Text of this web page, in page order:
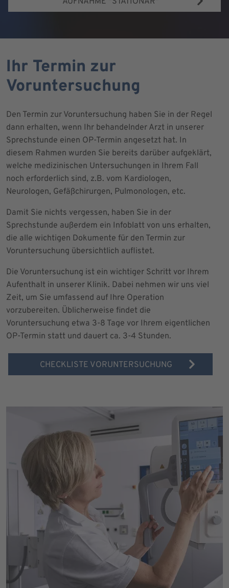
Ihr Termin zur
Voruntersuchung
Den Termin zur Voruntersuchung haben Sie in der Regel
dann erhalten, wenn Ihr behandelnder Arzt in unserer
Sprechstunde einen OP-Termin angesetzt hat. In
diesem Rahmen wurden Sie bereits darüber aufgeklärt,
welche medizinischen Untersuchungen in Ihrem Fall
noch erforderlich sind, z.B. vom Kardiologen,
Neurologen, Gefäßchirurgen, Pulmonologen, etc.
Damit Sie nichts vergessen, haben Sie in der
Sprechstunde außerdem ein Infoblatt von uns erhalten,
die alle wichtigen Dokumente für den Termin zur
Voruntersuchung übersichtlich auflistet.
Die Voruntersuchung ist ein wichtiger Schritt vor Ihrem
Aufenthalt in unserer Klinik. Dabei nehmen wir uns viel
Zeit, um Sie umfassend auf Ihre Operation
vorzubereiten. Üblicherweise findet die
Voruntersuchung etwa 3-8 Tage vor Ihrem eigentlichen
OP-Termin statt und dauert ca. 3-4 Stunden.
CHECKLISTE VORUNTERSUCHUNG